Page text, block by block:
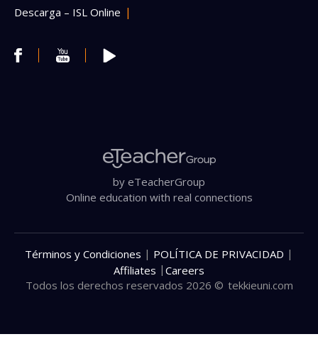
Descarga – ISL Online
by eTeacherGroup
Online education with real connections
Todos los derechos reservados 2026 © tekkieuni.com
Términos y Condiciones | POLÍTICA DE PRIVACIDAD |
Affiliates | Careers